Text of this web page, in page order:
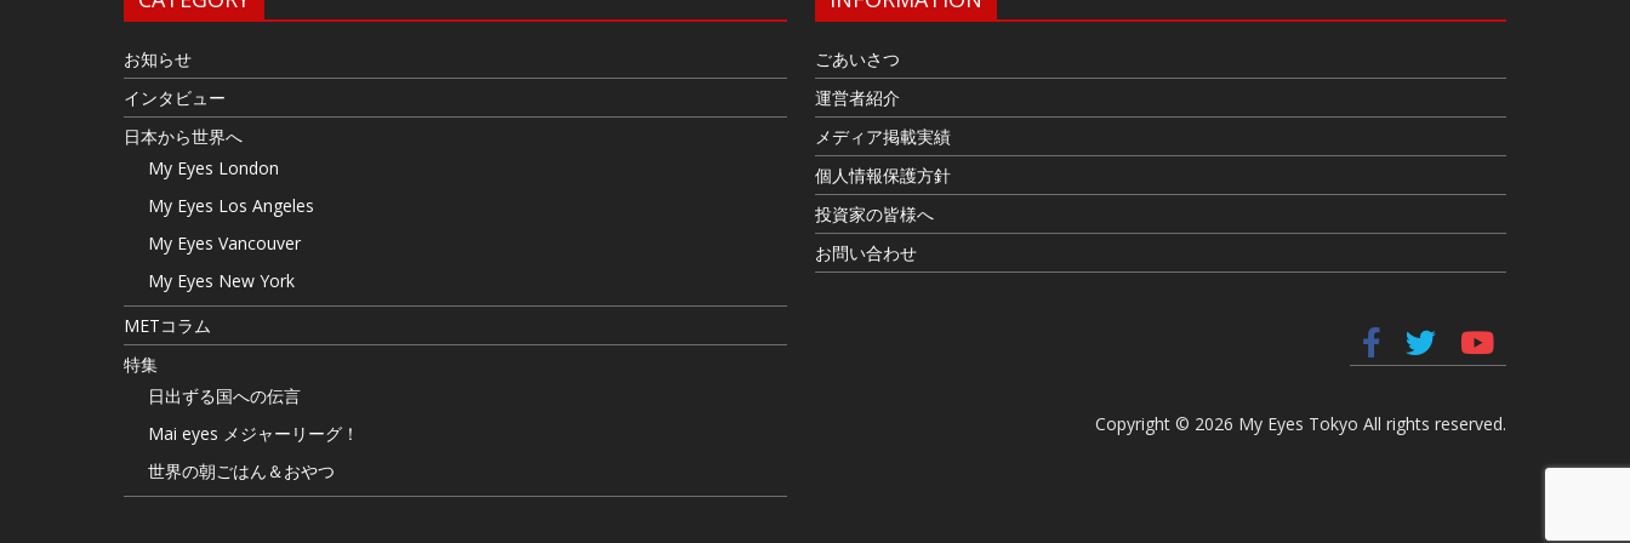
お知らせ
インタビュー
日本から世界へ
My Eyes London
My Eyes Los Angeles
My Eyes Vancouver
My Eyes New York
METコラム
特集
日出ずる国への伝言
Mai eyes メジャーリーグ！
世界の朝ごはん＆おやつ
ごあいさつ
運営者紹介
メディア掲載実績
個人情報保護方針
投資家の皆様へ
お問い合わせ
Copyright © 2026 My Eyes Tokyo All rights reserved.